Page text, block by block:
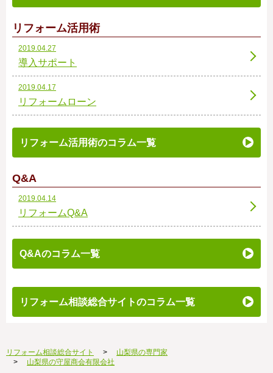
リフォーム活用術
2019.04.27
導入サポート
2019.04.17
リフォームローン
リフォーム活用術のコラム一覧
Q&A
2019.04.14
リフォームQ&A
Q&Aのコラム一覧
リフォーム相談総合サイトのコラム一覧
リフォーム相談総合サイト
山梨県の専門家
山梨県の守屋商会有限会社